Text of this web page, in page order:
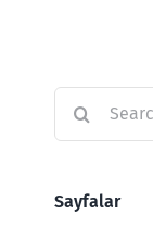
Sayfalar